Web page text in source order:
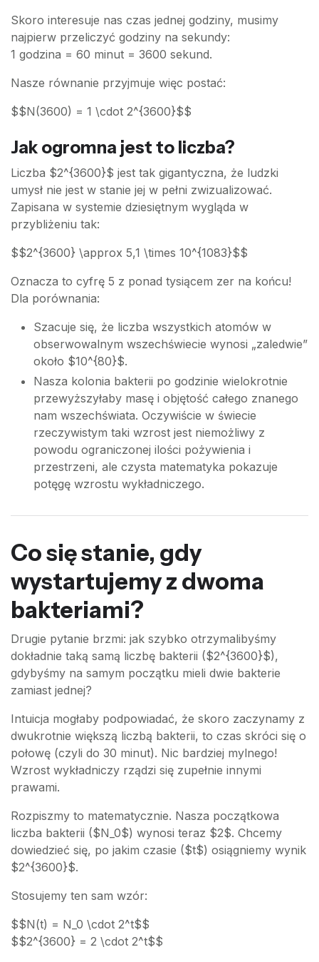
Skoro interesuje nas czas jednej godziny, musimy
najpierw przeliczyć godziny na sekundy:
1 godzina = 60 minut = 3600 sekund.
Nasze równanie przyjmuje więc postać:
$$N(3600) = 1 \cdot 2^{3600}$$
Jak ogromna jest to liczba?
Liczba $2^{3600}$ jest tak gigantyczna, że ludzki
umysł nie jest w stanie jej w pełni zwizualizować.
Zapisana w systemie dziesiętnym wygląda w
przybliżeniu tak:
$$2^{3600} \approx 5,1 \times 10^{1083}$$
Oznacza to cyfrę 5 z ponad tysiącem zer na końcu!
Dla porównania:
Szacuje się, że liczba wszystkich atomów w
obserwowalnym wszechświecie wynosi „zaledwie”
około $10^{80}$.
Nasza kolonia bakterii po godzinie wielokrotnie
przewyższyłaby masę i objętość całego znanego
nam wszechświata. Oczywiście w świecie
rzeczywistym taki wzrost jest niemożliwy z
powodu ograniczonej ilości pożywienia i
przestrzeni, ale czysta matematyka pokazuje
potęgę wzrostu wykładniczego.
Co się stanie, gdy
wystartujemy z dwoma
bakteriami?
Drugie pytanie brzmi: jak szybko otrzymalibyśmy
dokładnie taką samą liczbę bakterii ($2^{3600}$),
gdybyśmy na samym początku mieli dwie bakterie
zamiast jednej?
Intuicja mogłaby podpowiadać, że skoro zaczynamy z
dwukrotnie większą liczbą bakterii, to czas skróci się o
połowę (czyli do 30 minut). Nic bardziej mylnego!
Wzrost wykładniczy rządzi się zupełnie innymi
prawami.
Rozpiszmy to matematycznie. Nasza początkowa
liczba bakterii ($N_0$) wynosi teraz $2$. Chcemy
dowiedzieć się, po jakim czasie ($t$) osiągniemy wynik
$2^{3600}$.
Stosujemy ten sam wzór:
$$N(t) = N_0 \cdot 2^t$$
$$2^{3600} = 2 \cdot 2^t$$